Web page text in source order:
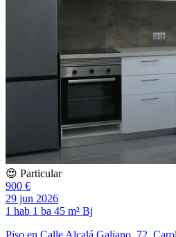
😍 Particular
900 €
29 jun 2026
1 hab 1 ba 45 m² Bj
Piso en Calle Alcalá Galiano, 72,